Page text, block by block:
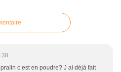
c est en poudre? J ai déjà fait